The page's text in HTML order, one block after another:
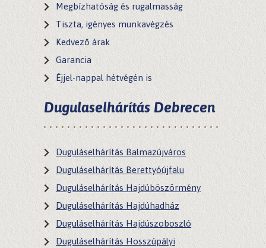
Megbízhatóság és rugalmasság
Tiszta, igényes munkavégzés
Kedvező árak
Garancia
Éjjel-nappal hétvégén is
Dugulaselhárítás Debrecen
Duguláselhárítás Balmazújváros
Duguláselhárítás Berettyóújfalu
Duguláselhárítás Hajdúböszörmény
Duguláselhárítás Hajdúhadház
Duguláselhárítás Hajdúszoboszló
Duguláselhárítás Hosszúpályi